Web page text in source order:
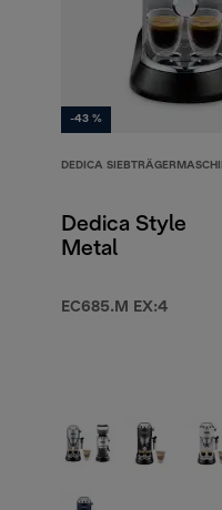
-43 %
DEDICA
Dedica Style
Metal
EC685.M EX:4